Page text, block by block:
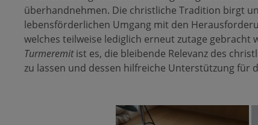
überhandnehmen. Die christliche Tradition birgt
lebensförderlichen Umgang mit den
welches teilweise lediglich erneut zutage gebracht
Turmeremitist es, die bleibende Relevanz des
zu lassen und dessen hilfreiche Unterstützung für